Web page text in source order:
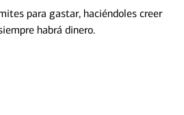
para gastar, haciéndoles creer
habrá dinero.